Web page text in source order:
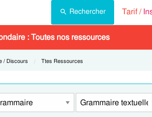
Rechercher Tarif /
: Toutes nos ressources
/ Discours Current:
Ttes Ressources